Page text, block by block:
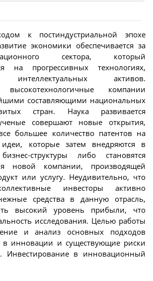
к постиндустриальной эпохе
экономики обеспечивается за
сектора, который
на прогрессивных технологиях,
интеллектуальных активов.
высокотехнологичные компании
составляющими национальных
стран. Наука развивается
совершают новые открытия,
большее количество патентов на
которые затем внедряются в
структуры либо становятся
новой компании, производящей
или услугу. Неудивительно, что
инвесторы активно
средства в данную отрасль,
высокий уровень прибыли, что
исследования. Целью работы
и анализ основных подходов
в инновации и существующие риски
Инвестирование в инновационный